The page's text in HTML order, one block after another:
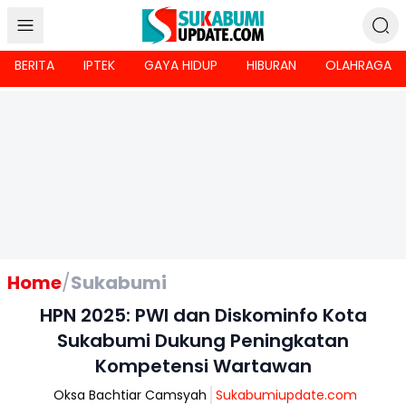
BERITA IPTEK GAYA HIDUP HIBURAN OLAHRAGA
Home/Sukabumi
HPN 2025: PWI dan Diskominfo Kota
Sukabumi Dukung Peningkatan
Kompetensi Wartawan
Oksa Bachtiar Camsyah Sukabumiupdate.com